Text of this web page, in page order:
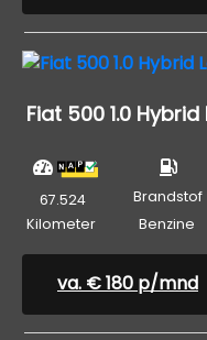
Fiat 500 1.0
67.524
Kilometer
Brandstof
Benzine
va. €180 p/mnd